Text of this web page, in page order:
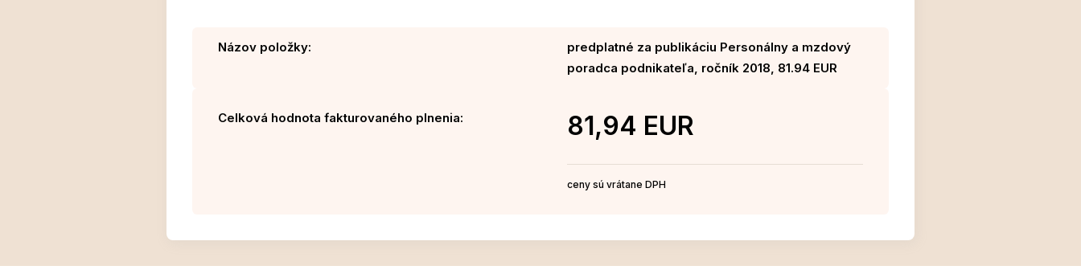
Názov položky:
predplatné za publikáciu Personálny a mzdový
poradca podnikateľa, ročník 2018, 81.94 EUR
Celková hodnota fakturovaného plnenia: 81,94 EUR
ceny sú vrátane DPH